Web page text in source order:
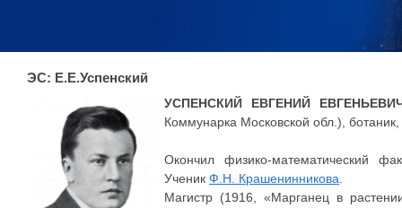
ЭС: Е.Е.Успенский
УСПЕНСКИЙ ЕВГЕНИЙ
Коммунарка Московской обл.), ботаник,
Окончил физико-математический
Ученик Ф.Н. Крашенинникова
Магистр (1916, «Марганец в